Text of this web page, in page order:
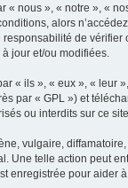
nous », « notre », «
alors
de
jour et/ou modifiées.
« ils », « eux », «
par « GPL ») et
ou interdits sur ce
vulgaire,
Une telle action peut
enregistrée pour aider